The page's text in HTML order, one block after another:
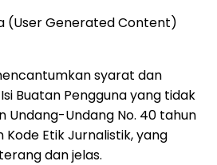
(User Generated Content)
syarat dan
Buatan Pengguna yang tidak
Undang No. 40 tahun
Kode Etik Jurnalistik, yang
dan jelas.